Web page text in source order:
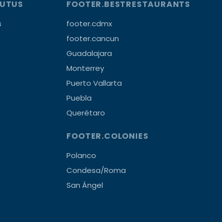
FOOTER.BESTRESTAURANTS
footer.cdmx
footer.cancun
Guadalajara
Monterrey
Puerto Vallarta
Puebla
Querétaro
FOOTER.COLONIES
Polanco
Condesa/Roma
San Ángel